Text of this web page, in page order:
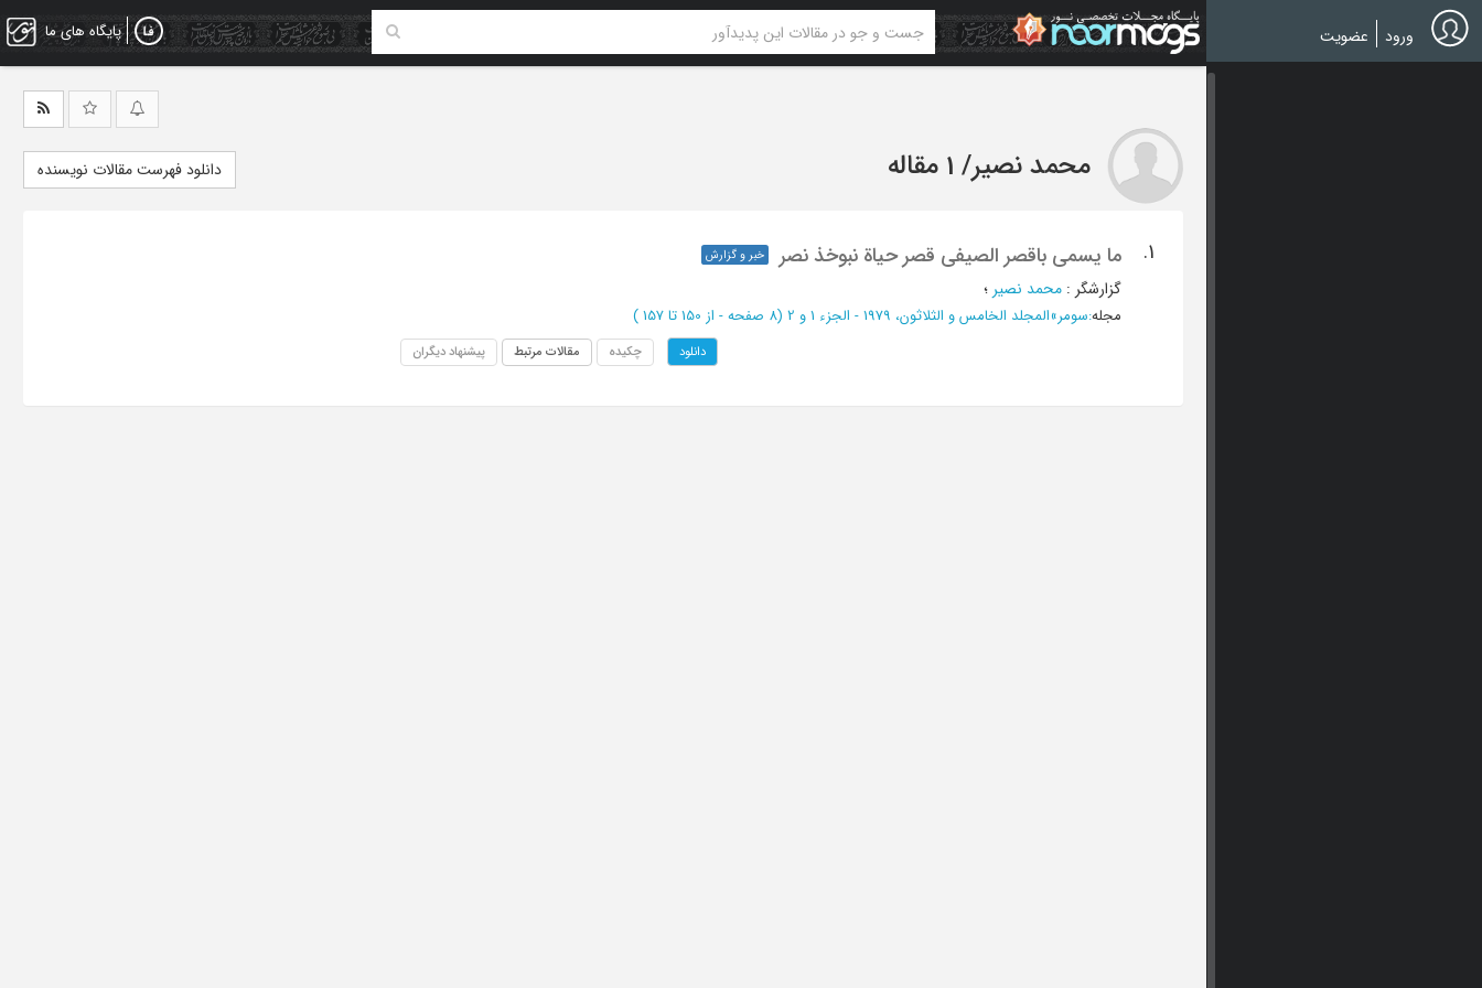
Skip
to
main
پایگاه های ما ورود عضویت
محمد نصیر/ 1 مقاله دانلود فهرست مقالات نویسنده
1. ما یسمی باقصر الصیفی قصر حیاة نبوخذ نصر خبر و گزارش
گزارشگر : محمد نصیر ؛
مجله:سومر»المجلد الخامس و الثلاثون، 1979 - الجزء 1 و 2 (‎8 صفحه - از 150 تا 157 )
دانلود چکیده مقالات مرتبط پیشنهاد دیگران